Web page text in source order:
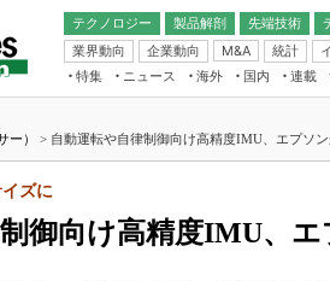
テクノロジー 製品解剖
先端技術
電池／エネルギー
アナログ
マイコン
業界動向
企業動向 M&A 統計
フィジカルAI
読者調査（
特集 ニュース 海外 国内
連載
福田昭のデバイス通信
大山聡の業界スコープ
大原雄介のエレ・組み込みプレイバ
電子ブックレット
ー） > 自動運転や自律制御向け高精度IMU、エプソン
御向け高精度IMU、
ズに